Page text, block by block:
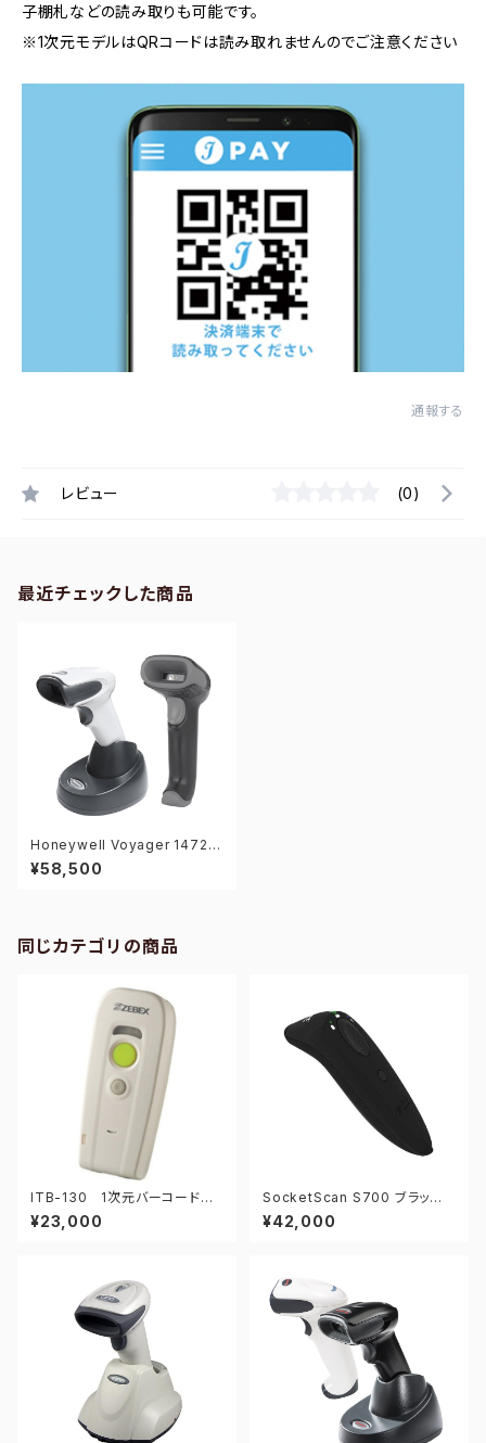
子棚札などの読み取りも可能です。
※1次元モデルはQRコードは読み取れませんのでご注意ください
通報する
レビュー (0)
最近チェックした商品
Honeywell Voyager 1472G
1D-USB 1次元バーコードリー
ダー
¥58,500
同じカテゴリの商品
ITB-130 1次元バーコードリ
ーダー
¥23,000
SocketScan S700 ブラッ
ク 1次元バーコードスキャナ
¥42,000